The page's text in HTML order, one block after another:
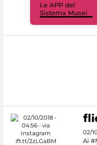
Le APP del
Sistema Musei
02/
Ai